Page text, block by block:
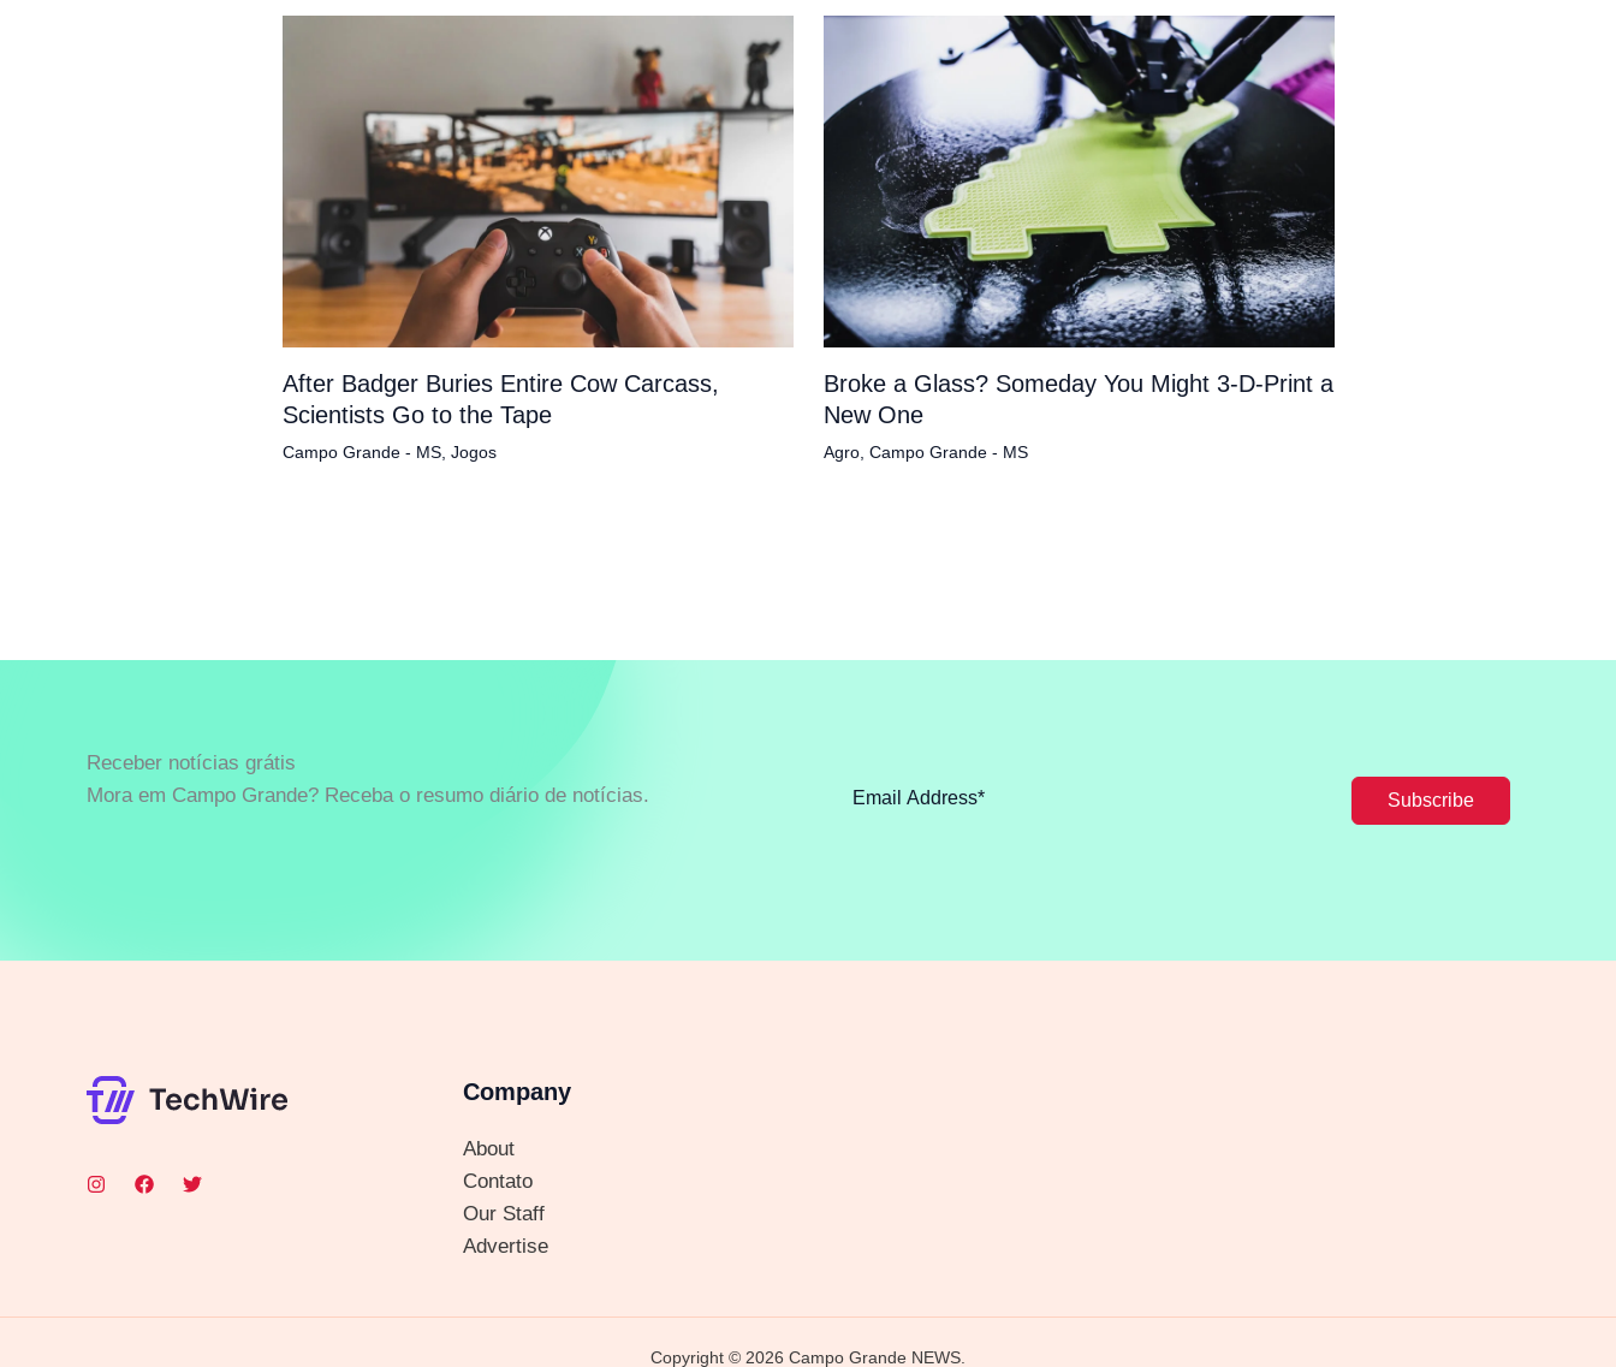
After Badger Buries Entire Cow Carcass,
Scientists Go to the Tape
Campo Grande - MS, Jogos
Broke a Glass? Someday You Might 3-D-Print a
New One
Agro, Campo Grande - MS
Receber notícias grátis
Mora em Campo Grande? Receba o resumo diário de notícias.
Subscribe
Company
About
Contato
Our Staff
Advertise
Copyright © 2026 Campo Grande NEWS.